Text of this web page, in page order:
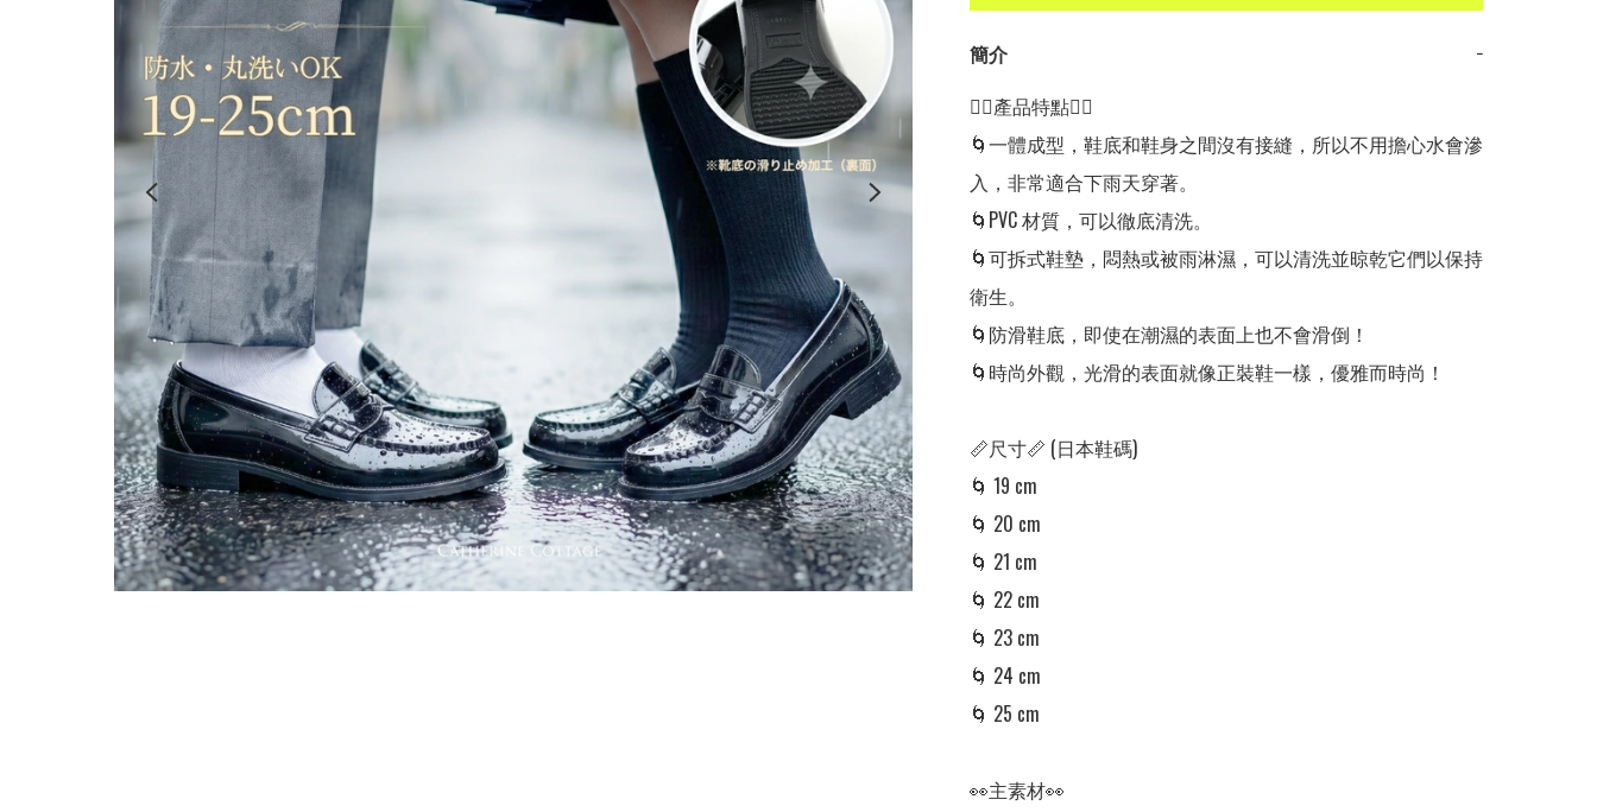
簡介
−
👍🏻產品特點👍🏻
🌀一體成型，鞋底和鞋身之間沒有接縫，所以不用擔心水會滲
入，非常適合下雨天穿著。
🌀PVC 材質，可以徹底清洗。
🌀可拆式鞋墊，悶熱或被雨淋濕，可以清洗並晾乾它們以保持
衛生。
🌀防滑鞋底，即使在潮濕的表面上也不會滑倒！
🌀時尚外觀，光滑的表面就像正裝鞋一樣，優雅而時尚！
📏尺寸📏 (日本鞋碼)
🌀 19 cm
🌀 20 cm
🌀 21 cm
🌀 22 cm
🌀 23 cm
🌀 24 cm
🌀 25 cm
👀主素材👀